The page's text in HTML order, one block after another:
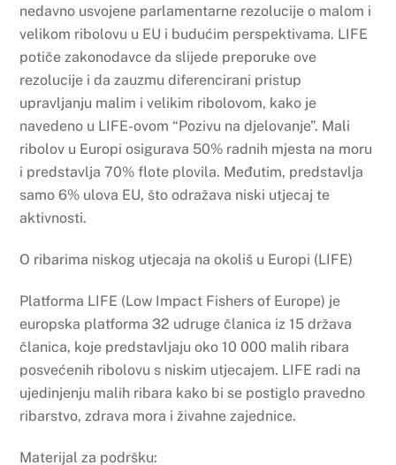
nedavno usvojene parlamentarne rezolucije o malom i
velikom ribolovu u EU i budućim perspektivama. LIFE
potiče zakonodavce da slijede preporuke ove
rezolucije i da zauzmu diferencirani pristup
upravljanju malim i velikim ribolovom, kako je
navedeno u LIFE-ovom “Pozivu na djelovanje”. Mali
ribolov u Europi osigurava 50% radnih mjesta na moru
i predstavlja 70% flote plovila. Međutim, predstavlja
samo 6% ulova EU, što odražava niski utjecaj te
aktivnosti.
O ribarima niskog utjecaja na okoliš u Europi (LIFE)
Platforma LIFE (Low Impact Fishers of Europe) je
europska platforma 32 udruge članica iz 15 država
članica, koje predstavljaju oko 10 000 malih ribara
posvećenih ribolovu s niskim utjecajem. LIFE radi na
ujedinjenju malih ribara kako bi se postiglo pravedno
ribarstvo, zdrava mora i živahne zajednice.
Materijal za podršku: